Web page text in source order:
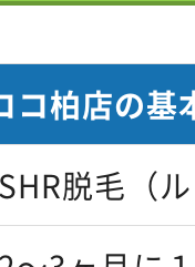
コ柏店の基
SHR脱毛（